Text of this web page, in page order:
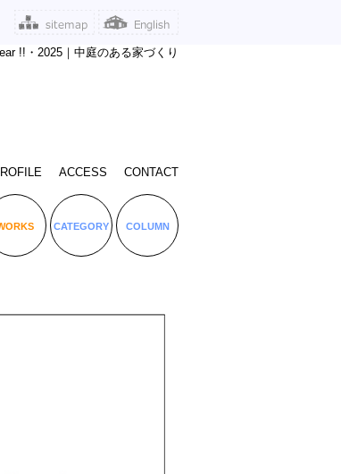
!!・2025｜中庭のある家づくり
ACCESS CONTACT
CATEGORY COLUMN